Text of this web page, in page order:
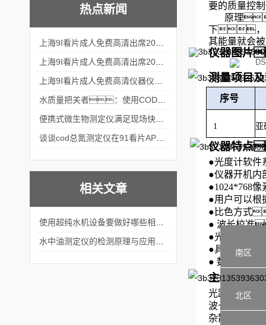
热点新闻
相关文章
要的质量控
原理
下，
其能量就会
仪器图
测量项目
序号
1 亚
仪器特点
●光度计软件
●仪器开机内
●1024*768
●用户可以根
● 比色方式
● 波长校准
●光源
●具有数据
● 数据通讯
主要技术
光路系
波长范围
杂散光
南区
北区